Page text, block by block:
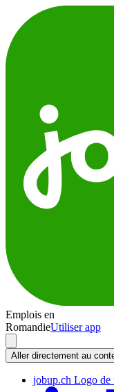
Emplois en
RomandieUtiliser app
Aller directement au
jobup.ch Logo de